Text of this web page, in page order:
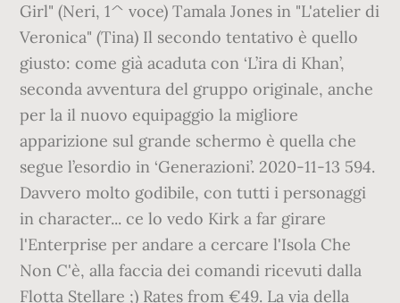
Girl" (Neri, 1^ voce) Tamala Jones in "L'atelier di
Veronica" (Tina) Il secondo tentativo è quello
giusto: come già acaduta con ‘L’ira di Khan’,
seconda avventura del gruppo originale, anche
per la il nuovo equipaggio la migliore
apparizione sul grande schermo è quella che
segue l’esordio in ‘Generazioni’. 2020-11-13 594.
Davvero molto godibile, con tutti i personaggi
in character... ce lo vedo Kirk a far girare
l'Enterprise per andare a cercare l'Isola Che
Non C'è, alla faccia dei comandi ricevuti dalla
Flotta Stellare ;) Rates from €49. La via della